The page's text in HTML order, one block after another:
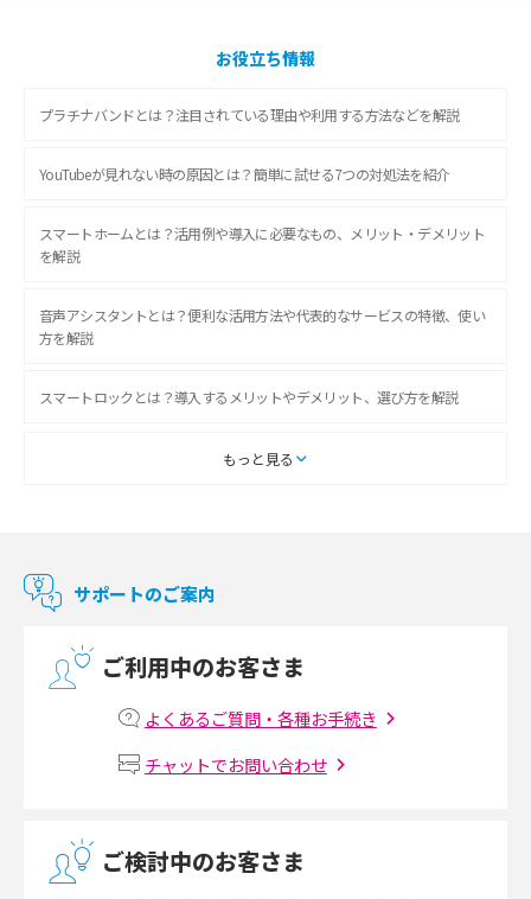
お役立ち情報
プラチナバンドとは？注目されている理由や利用する方法などを解説
YouTubeが見れない時の原因とは？簡単に試せる7つの対処法を紹介
スマートホームとは？活用例や導入に必要なもの、メリット・デメリット
を解説
音声アシスタントとは？便利な活用方法や代表的なサービスの特徴、使い
方を解説
スマートロックとは？導入するメリットやデメリット、選び方を解説
スマートテレビとは？特徴や選び方、使い方をわかりやすく解説
マンションで使えるWi-Fiは？種類ごとの特徴や選び方を紹介
マンションで光回線の利用を始める手順は？設備状況の確認方法も解説
Wi-Fiルーターの設定方法をわかりやすく解説！事前に準備すべきものも紹
無線LANとは？メリット・デメリットや接続方法を解説
もっと見る
サポートのご案内
ご利用中のお客さま
よくあるご質問・各種お手続き
チャットでお問い合わせ
ご検討中のお客さま